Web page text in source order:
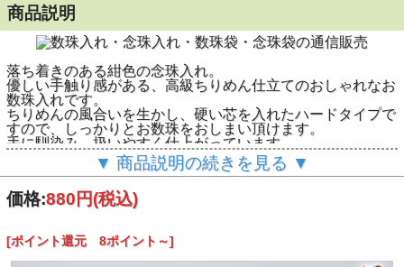
商品説明
落ち着きのある紺色の念珠入れ。
優しい手触り感がある、高級ちりめん仕立てのおしゃれなお
数珠入れです。
ちりめんの風合いを生かし、硬い芯を入れたハードタイプで
すので、しっかりとお数珠をおしまい頂けます。
手に馴染み、扱いやすく仕上がっています。
あっさりとしたシンプルなデザインが大変人気の
です。
※お数珠は別売です
■数珠入れサイズ：16cm×10cm
や男性用22珠仕立てのお数珠にもご使用頂けます。
【数珠入れ・数珠袋-ちりめん・紺色】 の詳細
▼ 商品説明の続きを見る ▼
価格:880円(税込)
[ポイント還元 8ポイント～]